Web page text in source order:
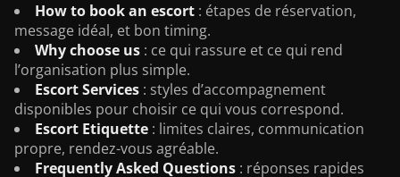
How to book an escort : étapes de réservation,
message idéal, et bon timing.
Why choose us : ce qui rassure et ce qui rend
l’organisation plus simple.
Escort Services : styles d’accompagnement
disponibles pour choisir ce qui vous correspond.
Escort Etiquette : limites claires, communication
propre, rendez-vous agréable.
Frequently Asked Questions : réponses rapides